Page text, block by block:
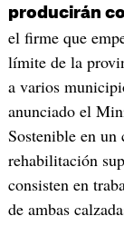
producirán
el firme que
límite de la
a varios
anunciado el
Sostenible en un
rehabilitación
consisten en
de ambas